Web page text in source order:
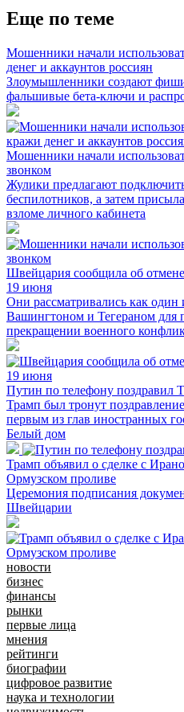
Еще по теме
Мошенники начали
денег и аккаунтов россиян
Злоумышленники создают
фальшивые бета-ключи и
Мошенники начали
звонком
Жулики предлагают
беспилотников, а затем
взломе личного кабинета
Швейцария сообщила об
19 июня
Они рассматривались как один
Вашингтоном и Тегераном для
прекращении военного
Путин по телефону поздравил
Трамп был тронут
первым из глав иностранных
Белый дом
Трамп объявил о сделке с
Ормузском проливе
Церемония подписания
Швейцарии
новости
бизнес
финансы
рынки
первые лица
мнения
рейтинги
биографии
цифровое развитие
наука и технологии